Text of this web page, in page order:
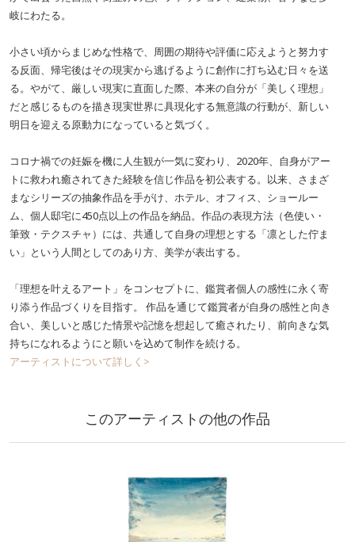
岐にわたる。
小さい頃からまじめな性格で、周囲の期待や評価に応えようと努力す
る反面、帰宅後はその現実から逃げるように創作に打ち込む日々を送
る。やがて、厳しい現実に直面した際、本来の自分が「美しく理想」
だと感じるものを描き現実世界に具現化する無意識の行動が、新しい
明日を迎える原動力になっていると気づく。
コロナ禍での妊娠を機に人生観が一気に変わり、2020年、自身がアー
トに救われ癒されてきた経験を信じ作品を初公表する。以来、さまざ
まなシリーズの抽象作品を手がけ、ホテル、オフィス、ショールー
ム、個人邸宅に450点以上の作品を納品。作品の表現方法（色使い・
筆致・テクスチャ）には、共通して自身の理想とする「凛とした佇ま
い」という人間としてのあり方、美学が表出する。
「理想を叶えるアート」をコンセプトに、鑑賞者個人の感性に永く寄
り添う作品づくりを目指す。 作品を通じて鑑賞者が自身の感性と向き
合い、美しいと感じた情景や記憶を想起して癒されたり、前向きな気
持ちになれるようにと願いを込めて制作を続ける。
アーティストについて詳しく>
このアーティストの他の作品